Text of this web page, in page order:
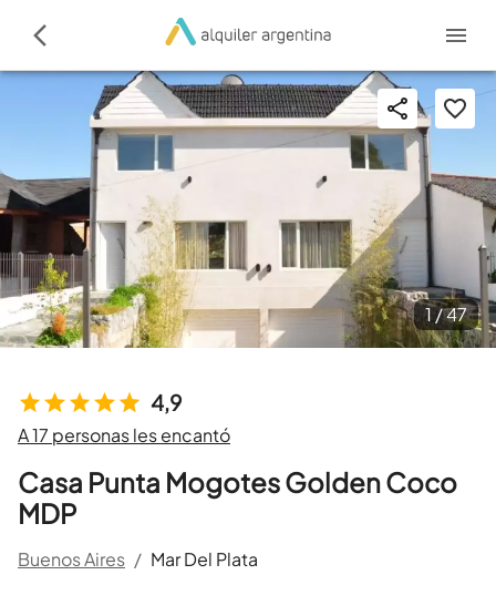
4,9
A 17 personas les encantó
Casa Punta Mogotes Golden Coco
MDP
Buenos Aires / Mar Del Plata
1 /47